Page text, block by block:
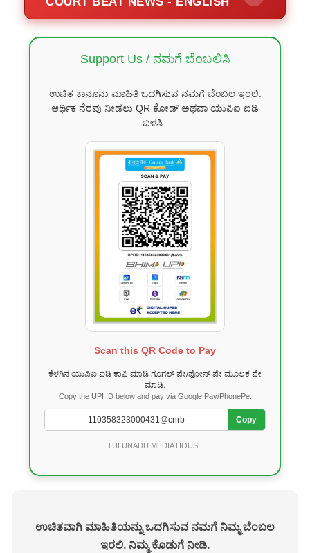
Support Us / ನಮಗೆ ಬೆಂಬಲಿಸಿ
ಉಚಿತ ಕಾನೂನು ಮಾಹಿತಿ ಒದಗಿಸುವ ನಮಗೆ ಬೆಂಬಲ ಇರಲಿ.
ಆರ್ಥಿಕ ನೆರವು ನೀಡಲು QR ಕೋಡ್ ಅಥವಾ ಯುಪಿಐ ಐಡಿ
ಬಳಸಿ .
Scan this QR Code to Pay
ಕೆಳಗಿನ ಯುಪಿಐ ಐಡಿ ಕಾಪಿ ಮಾಡಿ ಗೂಗಲ್ ಪೇ/ಫೋನ್ ಪೇ ಮೂಲಕ ಪೇ
ಮಾಡಿ.
Copy the UPI ID below and pay via Google Pay/PhonePe.
Copy
TULUNADU MEDIA HOUSE
ಉಚಿತವಾಗಿ ಮಾಹಿತಿಯನ್ನು ಒದಗಿಸುವ ನಮಗೆ ನಿಮ್ಮ ಬೆಂಬಲ
ಇರಲಿ. ನಿಮ್ಮ ಕೊಡುಗೆ ನೀಡಿ.